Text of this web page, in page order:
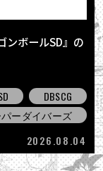
ート！
バーズ アドバ
」発売!!
ンボールSD』の
DBSCG
ーダイバーズ
2026.08.04